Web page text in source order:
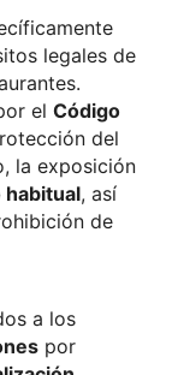
legales de
el Código
del
la exposición
habitual, así
de
a los
por